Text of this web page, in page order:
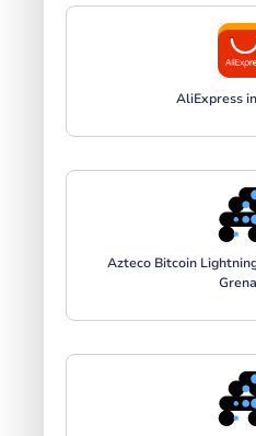
AliExpress
Azteco Bitcoin